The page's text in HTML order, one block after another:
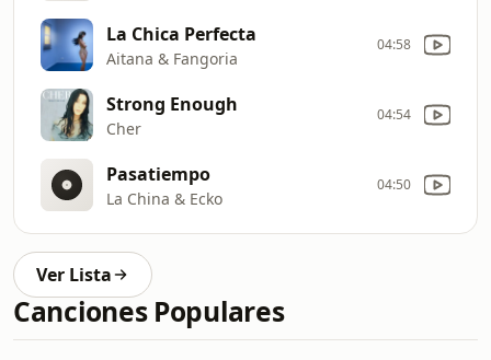
La Chica Perfecta
Aitana & Fangoria
04:58
Strong Enough
Cher
04:54
Pasatiempo
La China & Ecko
04:50
Ver Lista
Canciones Populares